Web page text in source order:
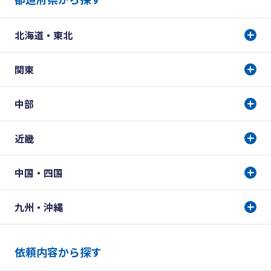
北海道・東北
関東
中部
近畿
中国・四国
九州・沖縄
依頼内容から探す